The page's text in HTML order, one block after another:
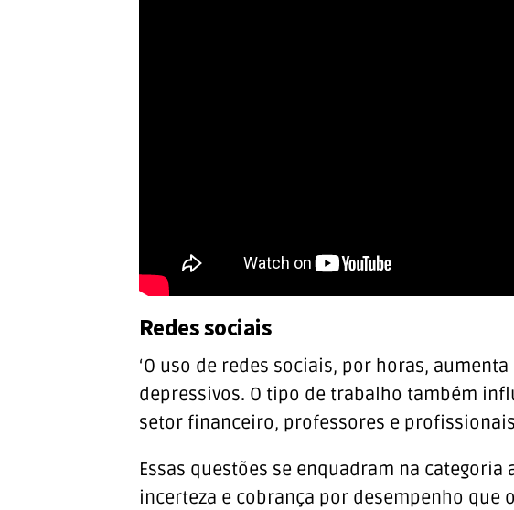
Redes sociais
‘O uso de redes sociais, por horas,
depressivos. O tipo de trabalho também
setor financeiro, professores e
Essas questões se enquadram na
incerteza e cobrança por desempenho que